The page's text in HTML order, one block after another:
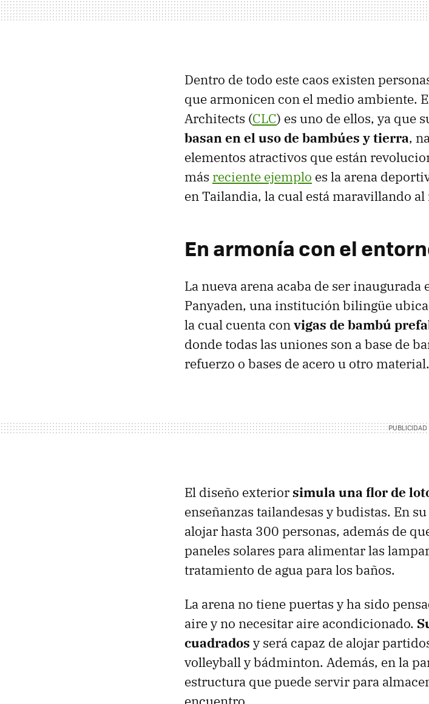
Dentro de todo este caos existen
que armonicen con el medio ambiente.
Architects (CLC) es uno de ellos, ya que
basan en el uso de bambúes y tierra,
elementos atractivos que están
más reciente ejemplo es la arena
en Tailandia, la cual está maravillando
En armonía con el
La nueva arena acaba de ser
Panyaden, una institución bilingüe
la cual cuenta convigas de bambú
donde todas las uniones son a base de
refuerzo o bases de acero u otro material.
El diseño exteriorsimula una flor de
enseñanzas tailandesas y budistas. En
alojar hasta 300 personas, además de
paneles solares para alimentar las
tratamiento de agua para los baños.
La arena no tiene puertas y ha sido
aire y no necesitar aire acondicionado.
cuadrados y será capaz de alojar
volleyball y bádminton. Además, en la
estructura que puede servir para